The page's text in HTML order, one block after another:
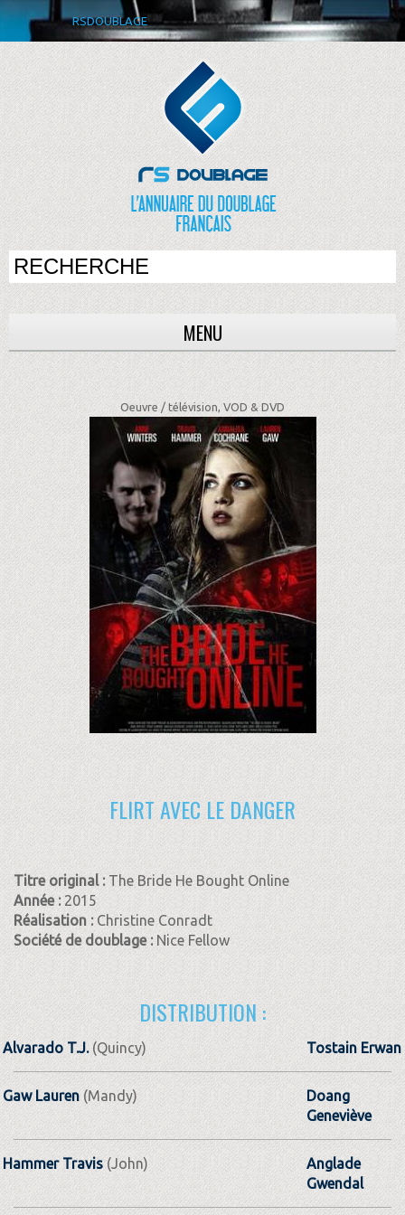
RSDOUBLAGE
MENU
Oeuvre / télévision, VOD & DVD
FLIRT AVEC LE DANGER
Titre original : The Bride He Bought Online
Année : 2015
Réalisation :Christine Conradt
Société de doublage :Nice Fellow
DISTRIBUTION :
Alvarado T.J.(Quincy) Tostain Erwan
Gaw Lauren (Mandy)
Doang
Geneviève
Hammer Travis (John)
Anglade
Gwendal